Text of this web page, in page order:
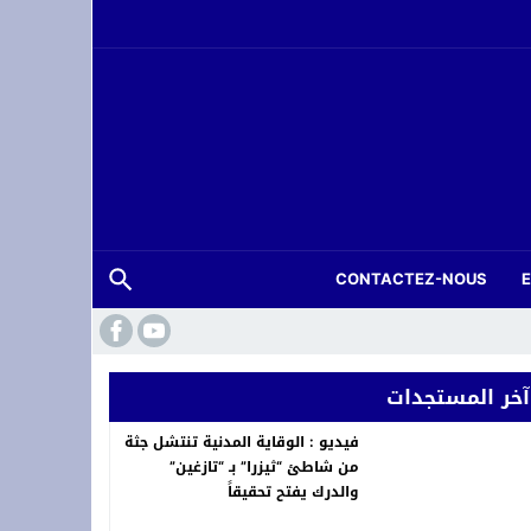
CONTACTEZ-NOUS
آخر المستجدات
فيديو : الوقاية المدنية تنتشل جثة
من شاطئ “ثيزرا” بـ “تازغين”
والدرك يفتح تحقيقاً